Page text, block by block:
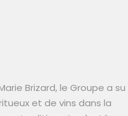
Brizard, le Groupe a su
et de vins dans la